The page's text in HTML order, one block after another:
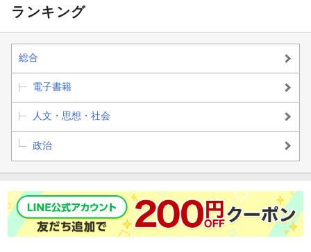
ランキング
総合
電子書籍
人文・思想・社会
政治